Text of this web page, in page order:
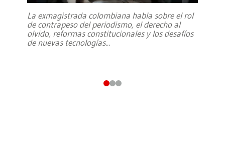
La exmagistrada colombiana habla sobre el rol
de contrapeso del periodismo, el derecho al
olvido, reformas constitucionales y los desafíos
de nuevas tecnologías...